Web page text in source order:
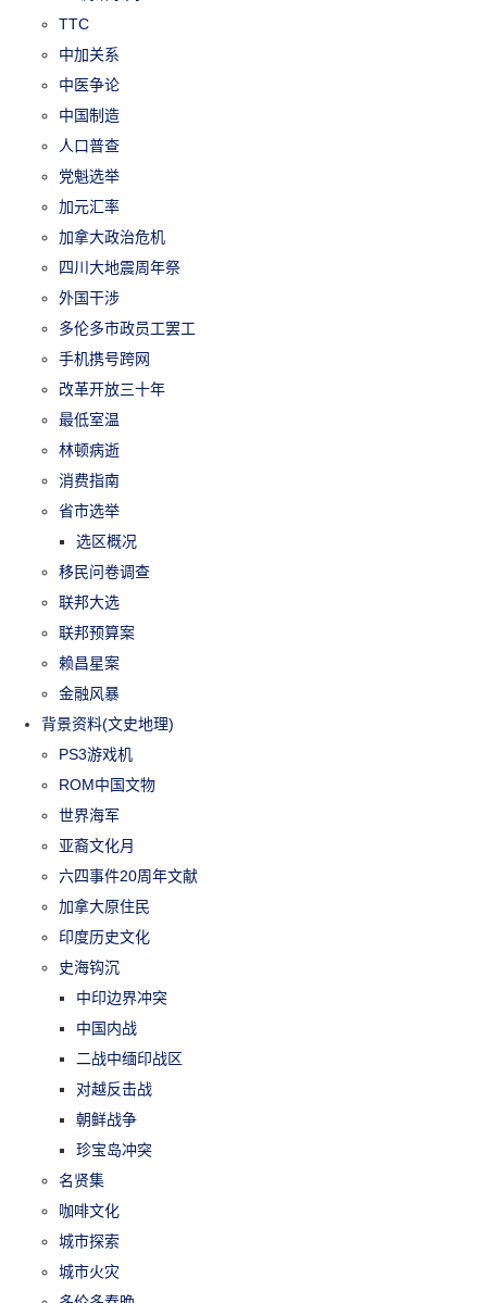
TTC
中加关系
中医争论
中国制造
人口普查
党魁选举
加元汇率
加拿大政治危机
四川大地震周年祭
外国干涉
多伦多市政员工罢工
手机携号跨网
改革开放三十年
最低室温
林顿病逝
消费指南
省市选举
选区概况
移民问卷调查
联邦大选
联邦预算案
赖昌星案
金融风暴
背景资料(文史地理)
PS3游戏机
ROM中国文物
世界海军
亚裔文化月
六四事件20周年文献
加拿大原住民
印度历史文化
史海钩沉
中印边界冲突
中国内战
二战中缅印战区
对越反击战
朝鲜战争
珍宝岛冲突
名贤集
咖啡文化
城市探索
城市火灾